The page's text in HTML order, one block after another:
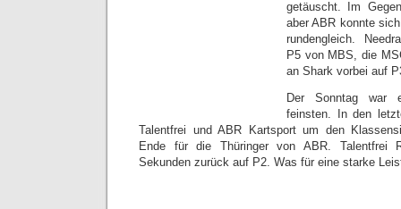
getäuscht. Im
aber ABR konnte
rundengleich.
P5 von MBS, die
an Shark vorbei auf
Der Sonntag war
feinsten. In den
Talentfrei und ABR Kartsport um den
Ende für die Thüringer von ABR. Talentfrei
Sekunden zurück auf P2. Was für eine starke